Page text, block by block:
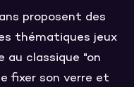
proposent des
thématiques jeux
au classique "on
fixer son verre et